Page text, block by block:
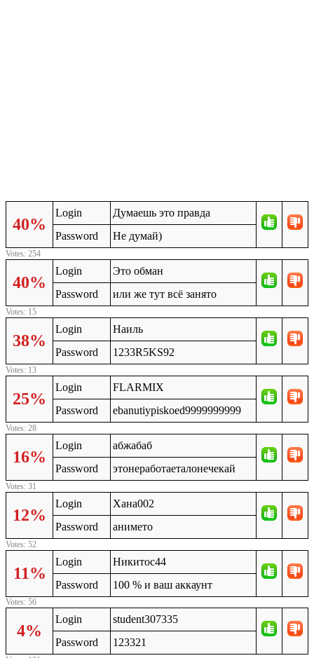
40%
Login
Думаешь это правда
Password
Не думай)
Votes: 254
40%
Login
Это обман
Password
или же тут всё занято
Votes: 15
38%
Login
Наиль
Password
1233R5KS92
Votes: 13
25%
Login
FLARMIX
Password
ebanutiypiskoed9999999999
Votes: 28
16%
Login
абжабаб
Password
этонеработаеталонечекай
Votes: 31
12%
Login
Хана002
Password
анимето
Votes: 52
11%
Login
Никитос44
Password
100 % и ваш аккаунт
Votes: 56
4%
Login
student307335
Password
123321